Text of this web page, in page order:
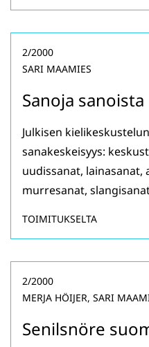
Sanoja sanoista
2/2000
SARI MAAMIES
Julkisen
sanakeskeisyys:
uudissanat,
murresanat,
TOIMITUKSELTA
Senilsnöre
2/2000
MERJA HÖIJER, SARI